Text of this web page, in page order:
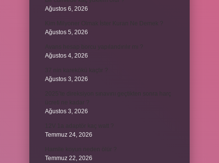
Ağustos 6, 2026
Ağustos 5, 2026
Ağustos 4, 2026
Ağustos 3, 2026
Ağustos 3, 2026
Temmuz 24, 2026
Temmuz 22, 2026